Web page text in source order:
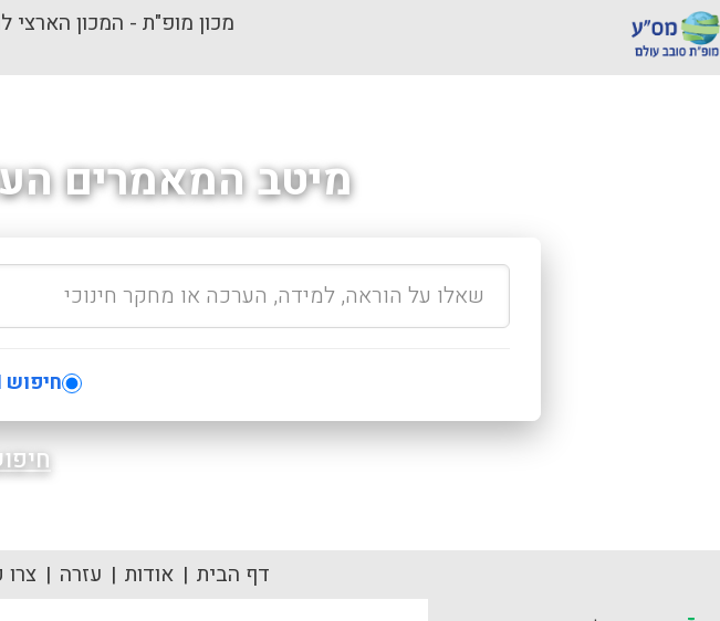
מכון מופ"ת - המכון הארצי
מיטב המאמרים
חיפוש AI
דף הבית אודות עזרה